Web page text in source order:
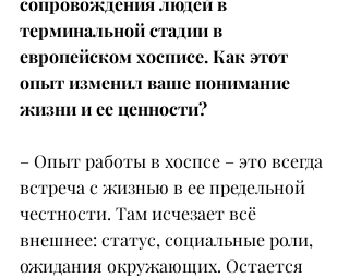
терминальной стадии в
европейском хосписе. Как этот
опыт изменил ваше понимание
жизни и ее ценности?
– Опыт работы в хоспсе – это всегда
встреча с жизнью в ее предельной
честности. Там исчезает всё
внешнее: статус, социальные роли,
ожидания окружающих. Остается